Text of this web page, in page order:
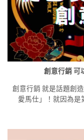
創意行銷 可
創意行銷 就是話題創
愛馬仕」！就因為是